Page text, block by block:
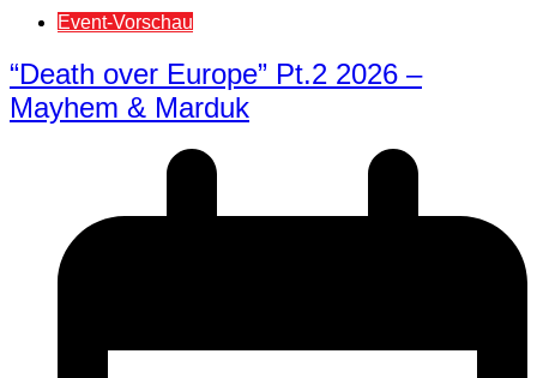
Event-Vorschau
“Death over Europe” Pt.2 2026 –
Mayhem & Marduk